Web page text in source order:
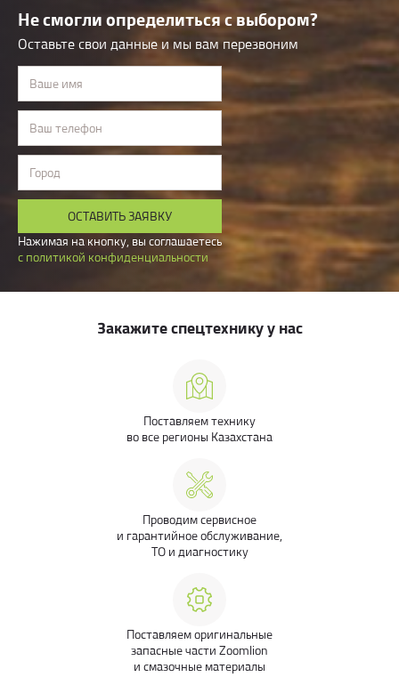
Не смогли определиться с выбором?
Оставьте свои данные и мы вам перезвоним
Ваше имя
Ваш телефон
Город
ОСТАВИТЬ ЗАЯВКУ
Нажимая на кнопку, вы соглашаетесь
с политикой конфиденциальности
Закажите спецтехнику у нас
Поставляем технику
во все регионы Казахстана
Проводим сервисное
и гарантийное обслуживание,
ТО и диагностику
Поставляем оригинальные
запасные части Zoomlion
и смазочные материалы